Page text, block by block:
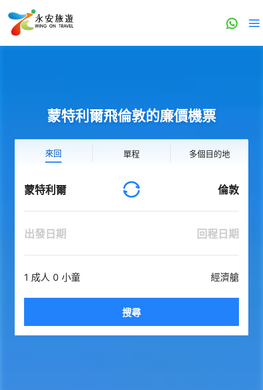
蒙特利爾飛倫敦的廉價機票
來回 單程 多個目的地
蒙特利爾 倫敦
出發日期 回程日期
1 成人 0 小童 經濟艙
搜尋